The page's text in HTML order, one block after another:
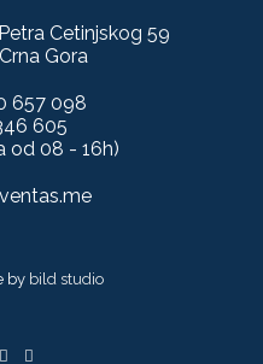
Cetinjskog 59
Gora
657 098
605
od 08 - 16h)
by bild studio